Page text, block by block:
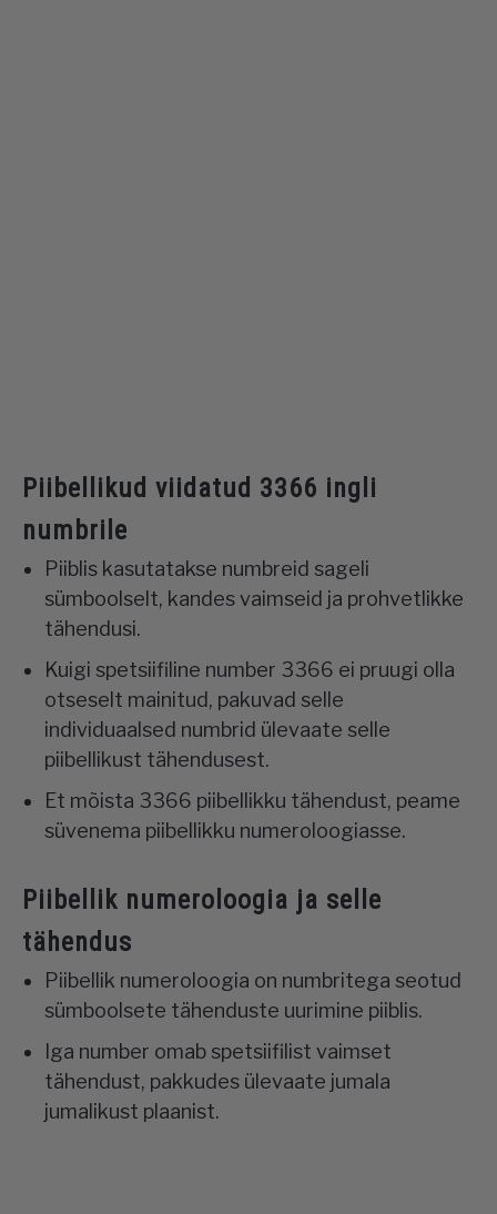
Piibellikud viidatud 3366 ingli
numbrile
Piiblis kasutatakse numbreid sageli
sümboolselt, kandes vaimseid ja prohvetlikke
tähendusi.
Kuigi spetsiifiline number 3366 ei pruugi olla
otseselt mainitud, pakuvad selle
individuaalsed numbrid ülevaate selle
piibellikust tähendusest.
Et mõista 3366 piibellikku tähendust, peame
süvenema piibellikku numeroloogiasse.
Piibellik numeroloogia ja selle
tähendus
Piibellik numeroloogia on numbritega seotud
sümboolsete tähenduste uurimine piiblis.
Iga number omab spetsiifilist vaimset
tähendust, pakkudes ülevaate jumala
jumalikust plaanist.